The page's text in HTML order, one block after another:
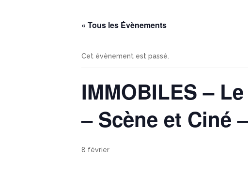
« Tous les Évènements
Cet évènement est passé.
IMMOBILES –
– Scène et Ciné
8 février